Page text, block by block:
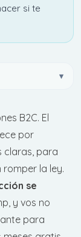
si te
▾
B2C. El
por
claras, para
la ley.
se
y vos no
para